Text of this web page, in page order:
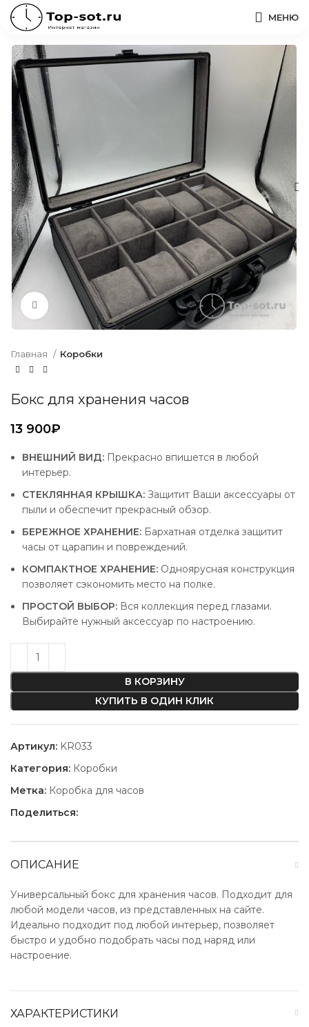
МЕНЮ
Нажмите, чтобы увеличить
Главная Коробки
Бокс для хранения часов
₽
ВНЕШНИЙ ВИД: Прекрасно впишется в любой
интерьер.
СТЕКЛЯННАЯ КРЫШКА: Защитит Ваши аксессуары от
пыли и обеспечит прекрасный обзор.
БЕРЕЖНОЕ ХРАНЕНИЕ: Бархатная отделка защитит
часы от царапин и повреждений.
КОМПАКТНОЕ ХРАНЕНИЕ: Одноярусная конструкция
позволяет сэкономить место на полке.
ПРОСТОЙ ВЫБОР: Вся коллекция перед глазами.
Выбирайте нужный аксессуар по настроению.
В КОРЗИНУ
КУПИТЬ В ОДИН КЛИК
Артикул: KR033
Категория: Коробки
Метка: Коробка для часов
Поделиться:
ОПИСАНИЕ
Универсальный бокс для хранения часов. Подходит для
любой модели часов, из представленных на сайте.
Идеально подходит под любой интерьер, позволяет
быстро и удобно подобрать часы под наряд или
настроение.
ХАРАКТЕРИСТИКИ